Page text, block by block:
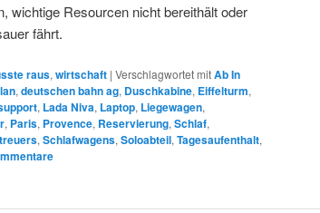
wichtige Resourcen nicht bereithält oder
fährt.
raus, wirtschaft | Verschlagwortet mitAb In
, deutschen bahn ag, Duschkabine, Eiffelturm,
, Lada Niva, Laptop, Liegewagen,
, Paris, Provence, Reservierung, Schlaf,
, Schlafwagens, Soloabteil, Tagesaufenthalt,